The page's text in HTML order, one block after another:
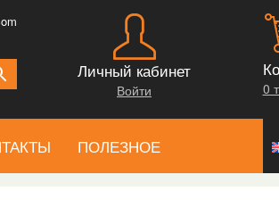
Личный кабинет
Войти 0
ПОЛЕЗНОЕ